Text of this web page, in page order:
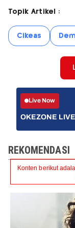
Topik Artikel :
Cikeas
Live Now
OKEZONE